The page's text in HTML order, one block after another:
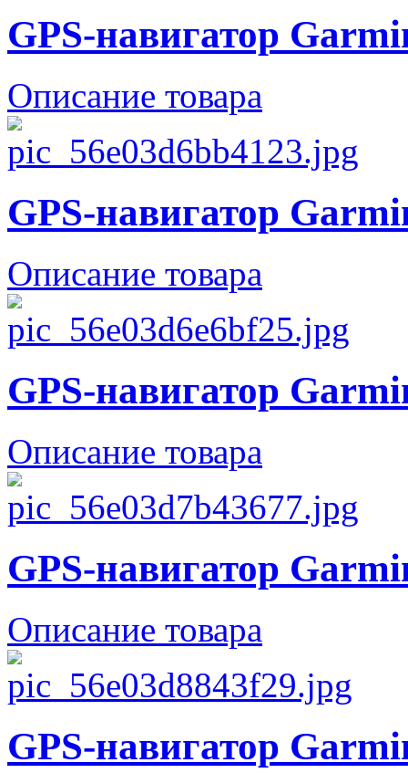
GPS-навигатор
Описание товара
GPS-навигатор
Описание товара
GPS-навигатор
Описание товара
GPS-навигатор
Описание товара
GPS-навигатор